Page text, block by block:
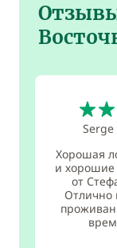
Serge
Хорошая
и
от
Отлично